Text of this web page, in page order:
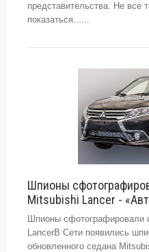
представительства. Не все
показаться......
Шпионы
Mitsubishi Lancer -
Шпионы сфотографировали
LancerВ Сети появились
обновленного седана